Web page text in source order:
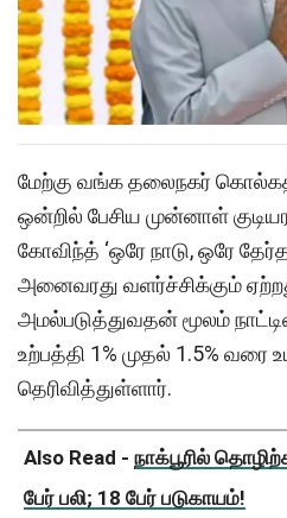
மேற்கு வங்க தலைநகர்
ஒன்றில் பேசிய முன்னாள்
கோவிந்த் ‘ஒரே நாடு, ஒரே
அனைவரது வளர்ச்சிக்கும்
அமல்படுத்துவதன் மூலம்
உற்பத்தி 1% முதல் 1.5% வரை
தெரிவித்துள்ளார்.
Also Read - நாக்பூரில்
பேர் பலி; 18 பேர் படுகாயம்!